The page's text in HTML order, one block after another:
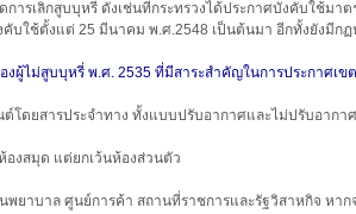
การเลิกสูบบุหรี่ ดังเช่นที่กระทรวงได้ประกาศบังคับใ
บใช้ตั้งแต่ 25 มีนาคม พ.ศ.2548 เป็นต้นมา อีกทั้งยังมี
บบุหรี่ พ.ศ. 2535 ที่มีสาระสำคัญในการประกาศเขต
ต์โดยสารประจำทาง ทั้งแบบปรับอากาศและไม่ปรับอาก
องสมุด แต่ยกเว้นห้องส่วนตัว
พยาบาล ศูนย์การค้า สถานที่ราชการและรัฐวิสาหกิจ หา